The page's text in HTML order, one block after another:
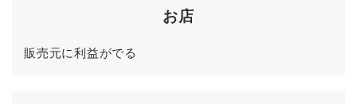
お店
販売元に利益がでる